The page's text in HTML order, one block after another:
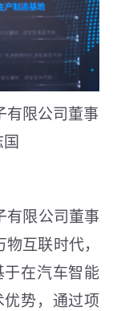
有限公司董事
有限公司董事
互联时代，
在汽车智能
势，通过项